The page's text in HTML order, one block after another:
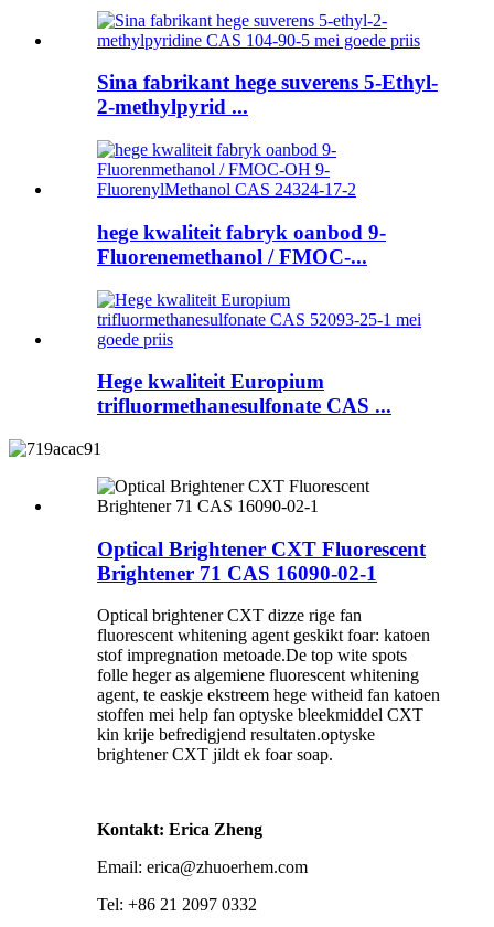
Sina fabrikant hege suverens 5-Ethyl-
2-methylpyrid ...
hege kwaliteit fabryk oanbod 9-
Fluorenemethanol / FMOC-...
Hege kwaliteit Europium
trifluormethanesulfonate CAS ...
Optical Brightener CXT Fluorescent
Brightener 71 CAS 16090-02-1
Optical brightener CXT dizze rige fan
fluorescent whitening agent geskikt foar: katoen
stof impregnation metoade.De top wite spots
folle heger as algemiene fluorescent whitening
agent, te easkje ekstreem hege witheid fan katoen
stoffen mei help fan optyske bleekmiddel CXT
kin krije befredigjend resultaten.optyske
brightener CXT jildt ek foar soap.
Kontakt: Erica Zheng
Email: erica@zhuoerhem.com
Tel: +86 21 2097 0332